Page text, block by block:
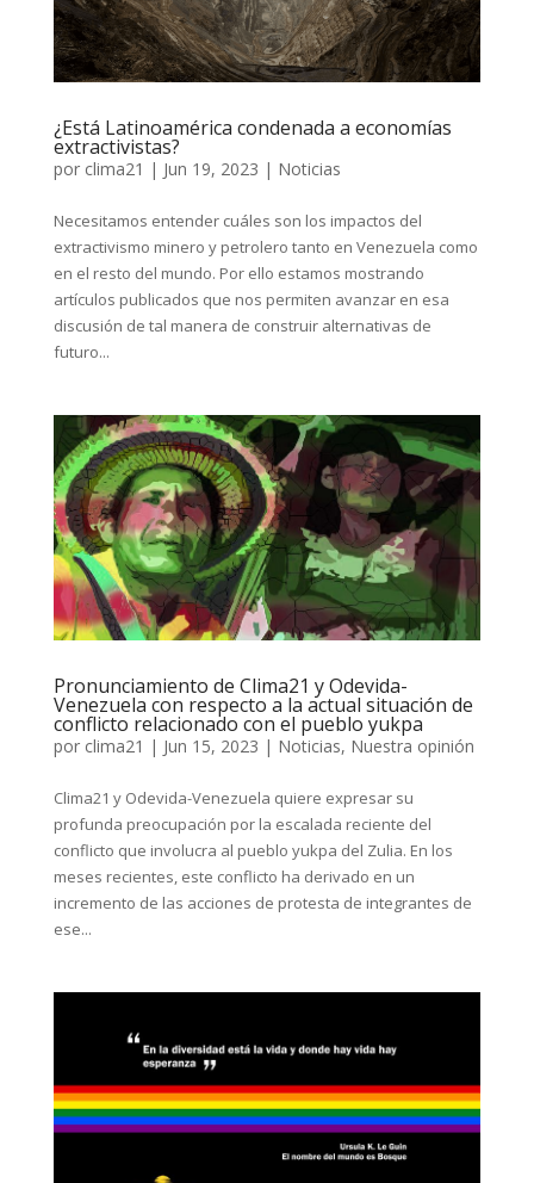
¿Está Latinoamérica condenada a economías
extractivistas?
por clima21 | Jun 19, 2023 | Noticias
Necesitamos entender cuáles son los impactos del
extractivismo minero y petrolero tanto en Venezuela como
en el resto del mundo. Por ello estamos mostrando
artículos publicados que nos permiten avanzar en esa
discusión de tal manera de construir alternativas de
futuro...
Pronunciamiento de Clima21 y Odevida-
Venezuela con respecto a la actual situación de
conflicto relacionado con el pueblo yukpa
por clima21 | Jun 15, 2023 | Noticias, Nuestra opinión
Clima21 y Odevida-Venezuela quiere expresar su
profunda preocupación por la escalada reciente del
conflicto que involucra al pueblo yukpa del Zulia. En los
meses recientes, este conflicto ha derivado en un
incremento de las acciones de protesta de integrantes de
ese...